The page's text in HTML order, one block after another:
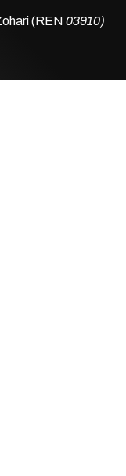
(REN 03910)